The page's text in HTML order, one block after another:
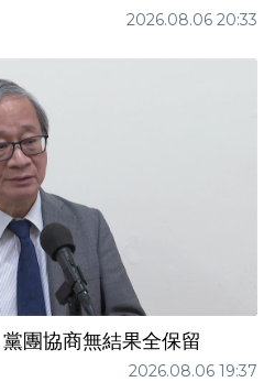
2026.08.06 20:33
團協商無結果全保留
2026.08.06 19:37